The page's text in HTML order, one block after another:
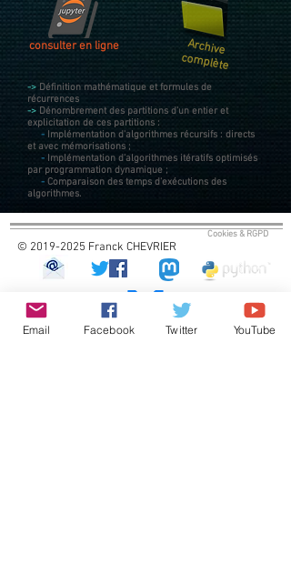
consulter en ligne Archive
complète
-> Définition mathématique et formules de
récurrences
-> Dénombrement des partitions d'un entier et
explicitation de ces partitions :
- Implémentation d'algorithmes récursifs : directs
et avec mémorisations ;
- Implémentation d'algorithmes itératifs optimisés
par programmation dynamique ;
- Comparaison des temps d'exécutions des
algorithmes.
Cookies & RGPD
© 2019-2025 Franck CHEVRIER
Email Facebook Twitter YouTube